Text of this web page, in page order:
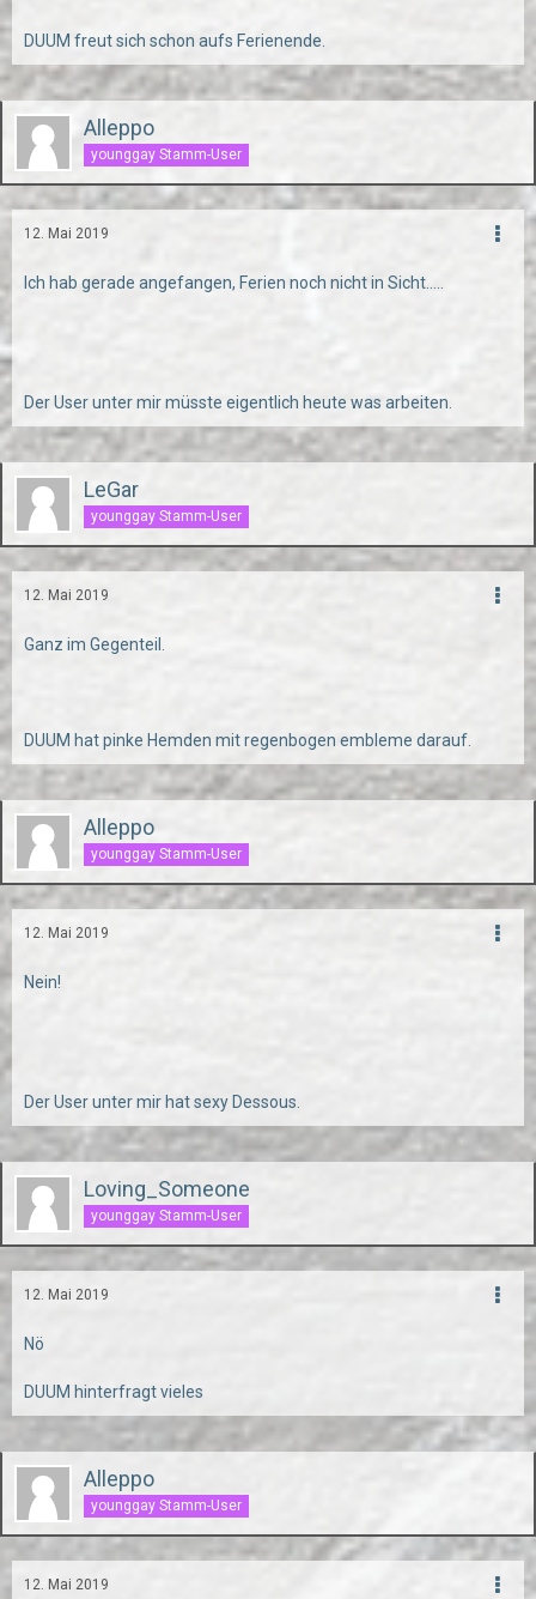
DUUM freut sich schon aufs Ferienende.
Alleppo
younggay Stamm-User
12. Mai 2019
Ich hab gerade angefangen, Ferien noch nicht in Sicht…..
Der User unter mir müsste eigentlich heute was arbeiten.
LeGar
younggay Stamm-User
12. Mai 2019
Ganz im Gegenteil.
DUUM hat pinke Hemden mit regenbogen embleme darauf.
Alleppo
younggay Stamm-User
12. Mai 2019
Nein!
Der User unter mir hat sexy Dessous.
Loving_Someone
younggay Stamm-User
12. Mai 2019
Nö
DUUM hinterfragt vieles
Alleppo
younggay Stamm-User
12. Mai 2019